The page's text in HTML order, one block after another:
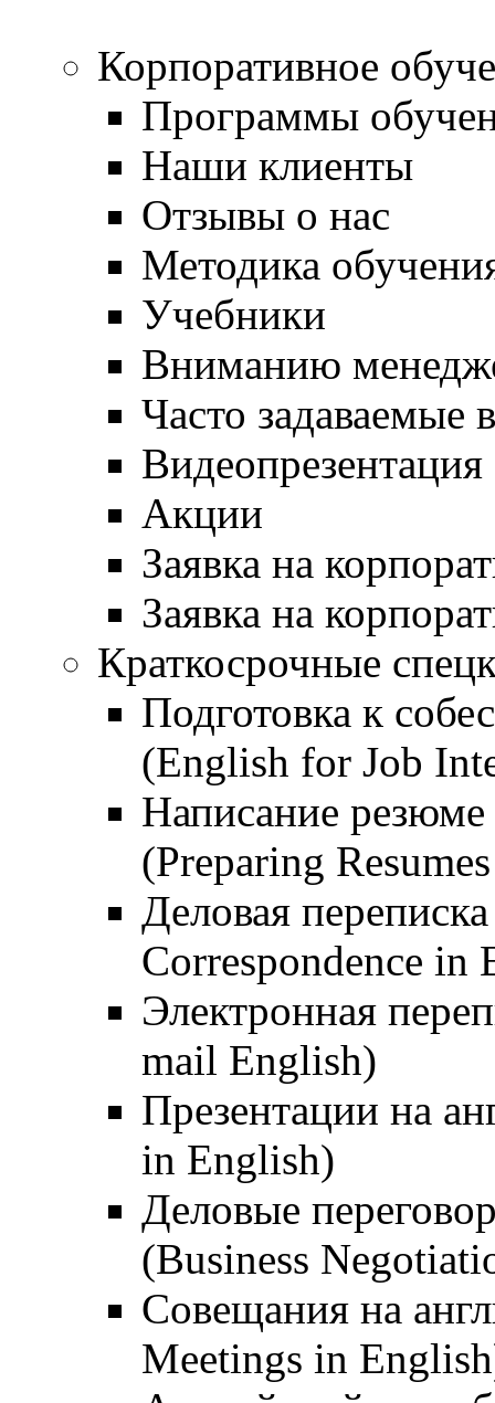
Корпоративное
Программы
Наши клиенты
Отзывы о нас
Методика
Учебники
Вниманию
Часто задаваемые
Видеопрезентация
Акции
Заявка на
Заявка на
Краткосрочные
Подготовка к
(English for Job
Написание резюме
(Preparing
Деловая
Correspondence in
Электронная
mail English)
Презентации на
in English)
Деловые
(Business
Совещания на
Meetings in